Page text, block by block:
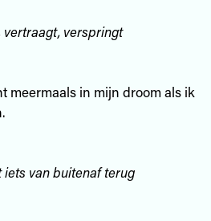
vertraagt, verspringt
meermaals in mijn droom als ik
iets van buitenaf terug